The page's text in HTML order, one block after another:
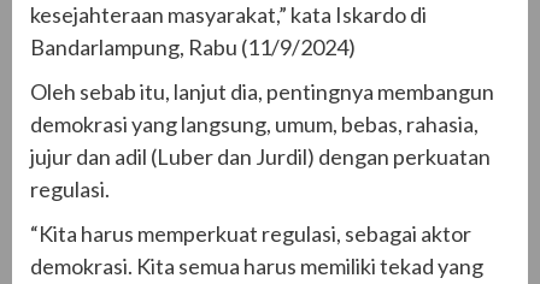
kesejahteraan masyarakat,” kata Iskardo di
Bandarlampung, Rabu (11/9/2024)
Oleh sebab itu, lanjut dia, pentingnya membangun
demokrasi yang langsung, umum, bebas, rahasia,
jujur dan adil (Luber dan Jurdil) dengan perkuatan
regulasi.
“Kita harus memperkuat regulasi, sebagai aktor
demokrasi. Kita semua harus memiliki tekad yang